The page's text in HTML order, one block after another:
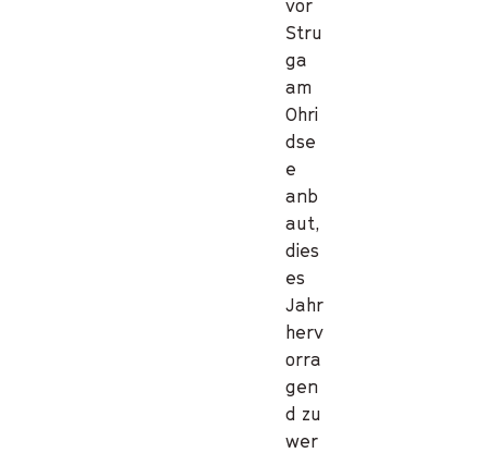
vor
Stru
ga
am
Ohri
dse
e
anb
aut,
dies
es
Jahr
herv
orra
gen
d zu
wer